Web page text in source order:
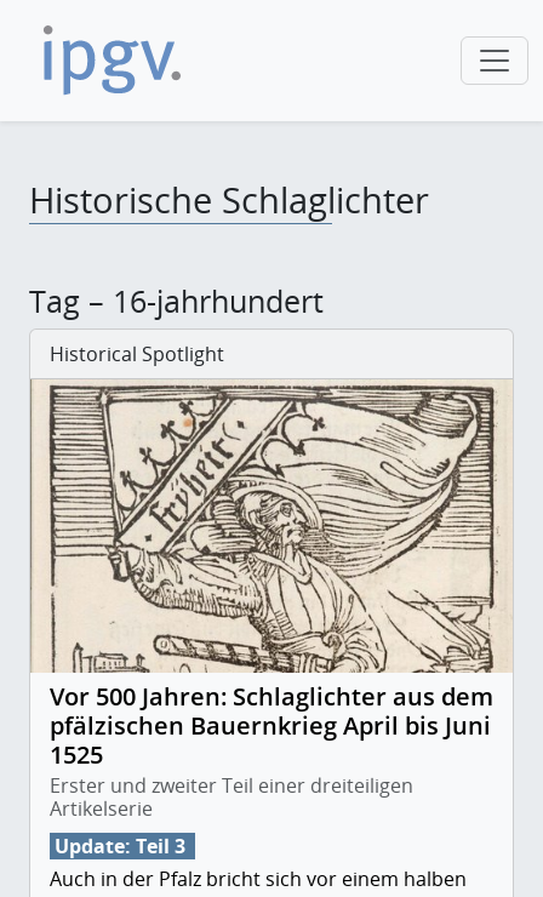
Historische Schlaglichter
Tag – 16-jahrhundert
Historical Spotlight
Vor 500 Jahren: Schlaglichter aus dem
pfälzischen Bauernkrieg April bis Juni
1525
Erster und zweiter Teil einer dreiteiligen
Artikelserie
Update: Teil 3
Auch in der Pfalz bricht sich vor einem halben